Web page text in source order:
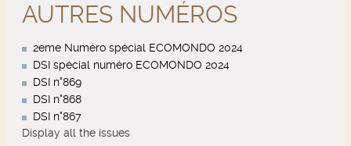
AUTRES NUMÉROS
2eme Numéro spécial ECOMONDO 2024
DSI spécial numéro ECOMONDO 2024
DSI n°869
DSI n°868
DSI n°867
Display all the issues